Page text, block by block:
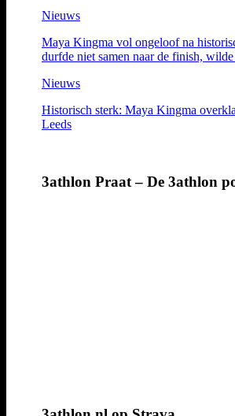
Nieuws
Maya Kingma vol ongeloof na
durfde niet samen naar de finish,
Nieuws
Historisch sterk: Maya Kingma
Leeds
3athlon Praat – De 3athlon